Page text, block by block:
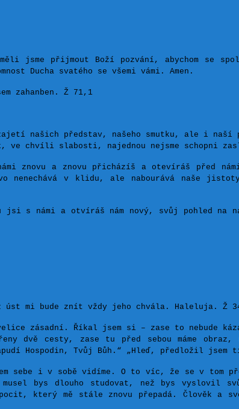
přijmout Boží pozvání, abychom se
Ducha svatého se všemi vámi. Amen.
zahanben. Ž 71,1
zajetí našich představ, našeho smutku, ale i
ve chvíli slabosti, najednou nejsme schopni
znovu a znovu přicházíš a otevíráš před
nenechává v klidu, ale nabourává naše
jsi s námi a otvíráš nám nový, svůj pohled na
z úst mi bude znít vždy jeho chvála. Haleluja. Ž
zásadní. Říkal jsem si – zase to nebude
dvě cesty, zase tu před sebou máme obraz,
Hospodin, Tvůj Bůh.“ „Hleď, předložil jsem
sebe i v sobě vidíme. O to víc, že se v tom
bys dlouho studovat, než bys vyslovil
který mě stále znovu přepadá. Člověk a